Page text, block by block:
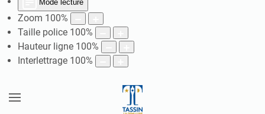
Mode lecture
Zoom 100%
Taille police 100%
Hauteur ligne 100%
Interlettrage 100%